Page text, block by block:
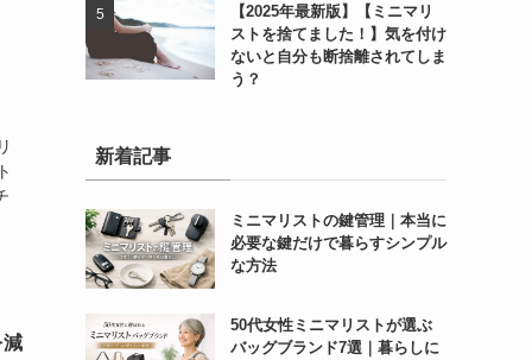
減
【2025年最新版】【ミニマリ
ストを捨てました！】気を付け
ないと自分も断捨離されてしま
う？
新着記事
ミニマリストの鍵管理｜本当に
必要な鍵だけで暮らすシンプル
な方法
50代女性ミニマリストが選ぶ
バッグブランド7選｜暮らしに